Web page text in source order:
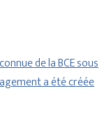
de la BCE sous
a été créée